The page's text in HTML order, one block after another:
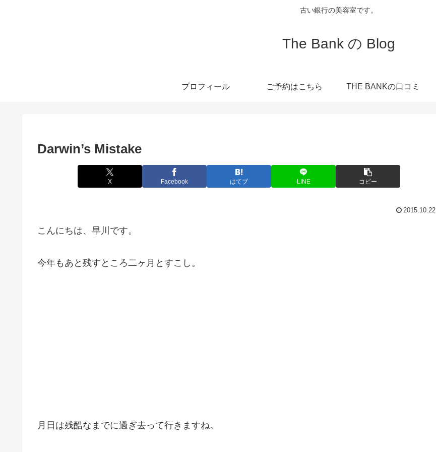
古い銀行の美容室です。
The Bank の Blog
プロフィール ご予約はこちら THE BANKの口コミ
Darwin’s Mistake
X Facebook はてブ LINE コピー
2015.10.22
こんにちは、早川です。
今年もあと残すところ二ヶ月とすこし。
月日は残酷なまでに過ぎ去って行きますね。